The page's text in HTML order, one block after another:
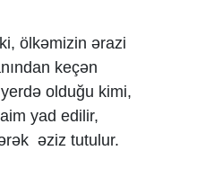
ölkəmizin ərazi
keçən
olduğu kimi,
yad edilir,
əziz tutulur.